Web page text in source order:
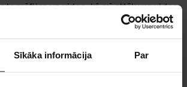
Sīkāka informācija Par
un video, kā arī attēlu un video
ChatGPT lielajam modelim
mūzikas atskaņošanu un